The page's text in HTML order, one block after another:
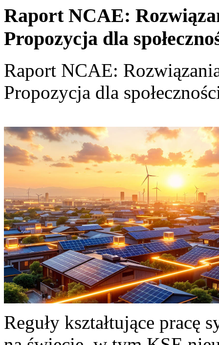
Raport NCAE:
Propozycja dla
Raport NCAE:
Propozycja dla
Reguły kształtujące pracę